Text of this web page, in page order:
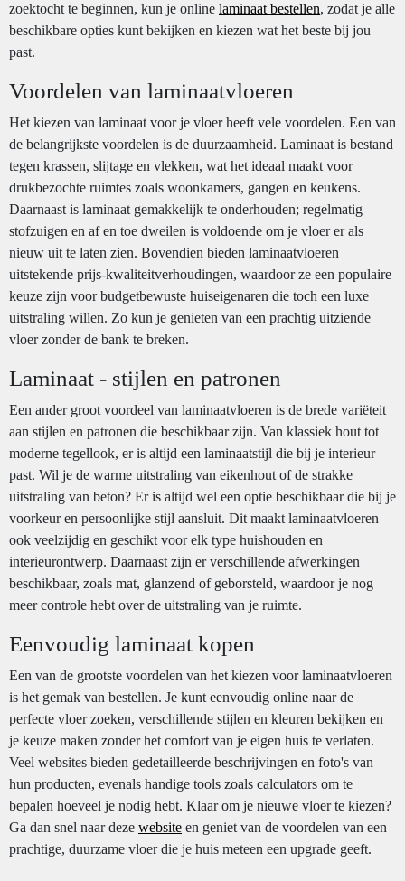
zoektocht te beginnen, kun je online laminaat bestellen, zodat je alle
beschikbare opties kunt bekijken en kiezen wat het beste bij jou
past.
Voordelen van laminaatvloeren
Het kiezen van laminaat voor je vloer heeft vele voordelen. Een van
de belangrijkste voordelen is de duurzaamheid. Laminaat is bestand
tegen krassen, slijtage en vlekken, wat het ideaal maakt voor
drukbezochte ruimtes zoals woonkamers, gangen en keukens.
Daarnaast is laminaat gemakkelijk te onderhouden; regelmatig
stofzuigen en af en toe dweilen is voldoende om je vloer er als
nieuw uit te laten zien. Bovendien bieden laminaatvloeren
uitstekende prijs-kwaliteitverhoudingen, waardoor ze een populaire
keuze zijn voor budgetbewuste huiseigenaren die toch een luxe
uitstraling willen. Zo kun je genieten van een prachtig uitziende
vloer zonder de bank te breken.
Laminaat - stijlen en patronen
Een ander groot voordeel van laminaatvloeren is de brede variëteit
aan stijlen en patronen die beschikbaar zijn. Van klassiek hout tot
moderne tegellook, er is altijd een laminaatstijl die bij je interieur
past. Wil je de warme uitstraling van eikenhout of de strakke
uitstraling van beton? Er is altijd wel een optie beschikbaar die bij je
voorkeur en persoonlijke stijl aansluit. Dit maakt laminaatvloeren
ook veelzijdig en geschikt voor elk type huishouden en
interieurontwerp. Daarnaast zijn er verschillende afwerkingen
beschikbaar, zoals mat, glanzend of geborsteld, waardoor je nog
meer controle hebt over de uitstraling van je ruimte.
Eenvoudig laminaat kopen
Een van de grootste voordelen van het kiezen voor laminaatvloeren
is het gemak van bestellen. Je kunt eenvoudig online naar de
perfecte vloer zoeken, verschillende stijlen en kleuren bekijken en
je keuze maken zonder het comfort van je eigen huis te verlaten.
Veel websites bieden gedetailleerde beschrijvingen en foto's van
hun producten, evenals handige tools zoals calculators om te
bepalen hoeveel je nodig hebt. Klaar om je nieuwe vloer te kiezen?
Ga dan snel naar deze website en geniet van de voordelen van een
prachtige, duurzame vloer die je huis meteen een upgrade geeft.